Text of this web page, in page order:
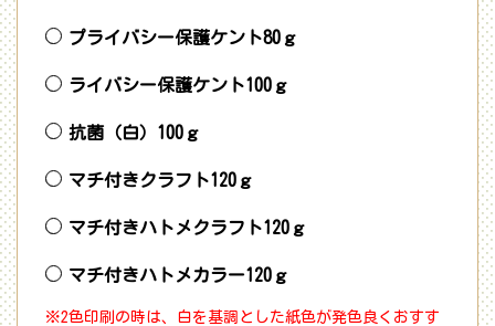
プライバシー保護ケント80ｇ
ライバシー保護ケント100ｇ
抗菌（白）100ｇ
マチ付きクラフト120ｇ
マチ付きハトメクラフト120ｇ
マチ付きハトメカラー120ｇ
※2色印刷の時は、白を基調とした紙色が発色良くおすす